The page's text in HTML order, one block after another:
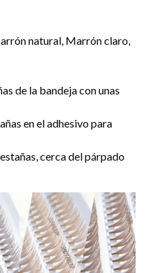
natural, Marrón claro,
de la bandeja con unas
en el adhesivo para
cerca del párpado